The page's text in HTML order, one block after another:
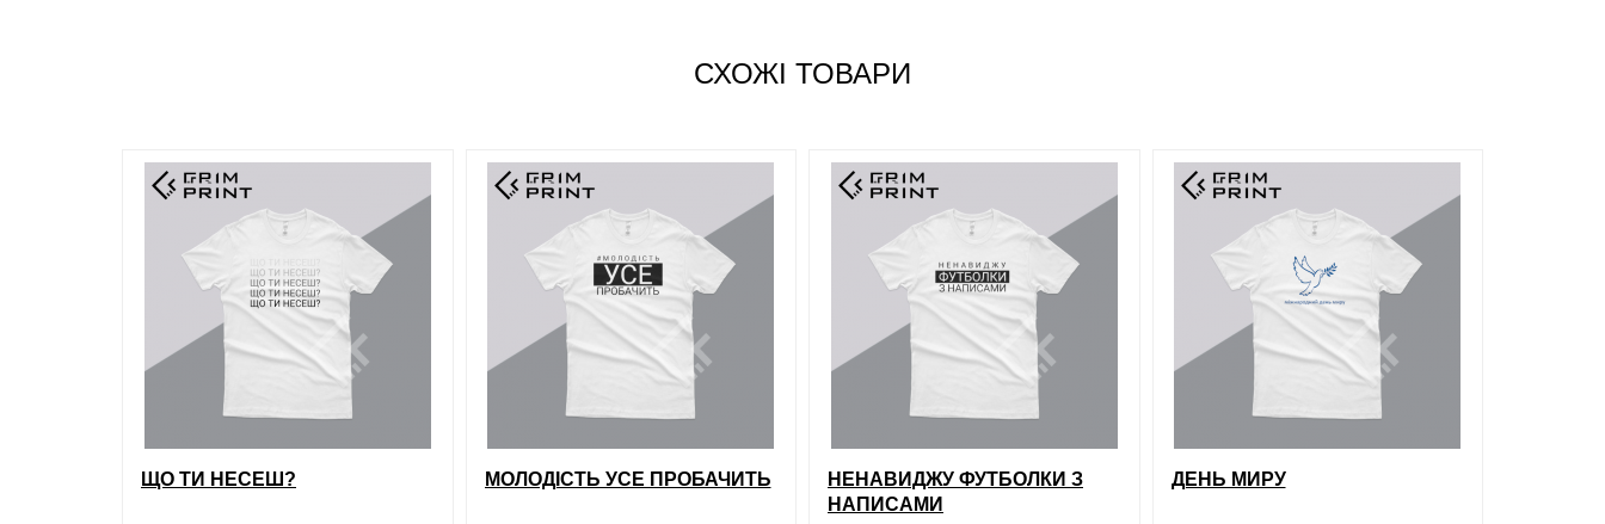
СХОЖІ ТОВАРИ
ЩО ТИ НЕСЕШ? МОЛОДІСТЬ УСЕ ПРОБАЧИТЬ
НЕНАВИДЖУ ФУТБОЛКИ З
НАПИСАМИ
ДЕНЬ МИРУ